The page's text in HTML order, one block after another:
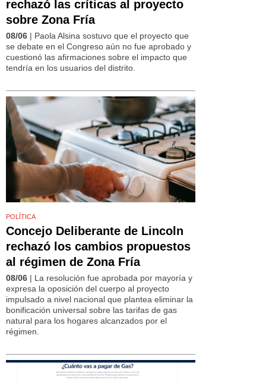
rechazó las críticas al proyecto
sobre Zona Fría
08/06 | Paola Alsina sostuvo que el proyecto que
se debate en el Congreso aún no fue aprobado y
cuestionó las afirmaciones sobre el impacto que
tendría en los usuarios del distrito.
POLÍTICA
Concejo Deliberante de Lincoln
rechazó los cambios propuestos
al régimen de Zona Fría
08/06 | La resolución fue aprobada por mayoría y
expresa la oposición del cuerpo al proyecto
impulsado a nivel nacional que plantea eliminar la
bonificación universal sobre las tarifas de gas
natural para los hogares alcanzados por el
régimen.